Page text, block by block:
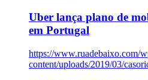
Uber lança plano de
em Portugal
https://www.ruadebaixo.com/
content/uploads/2019/03/